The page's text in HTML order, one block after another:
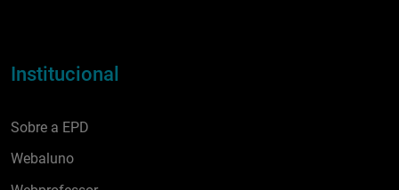
Institucional
Sobre a EPD
Webaluno